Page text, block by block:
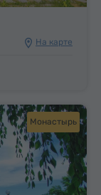
На карте
Монастырь